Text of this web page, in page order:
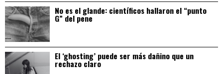
No es el glande: científicos hallaron el “punto
G” del pene
El ‘ghosting’ puede ser más dañino que un
rechazo claro